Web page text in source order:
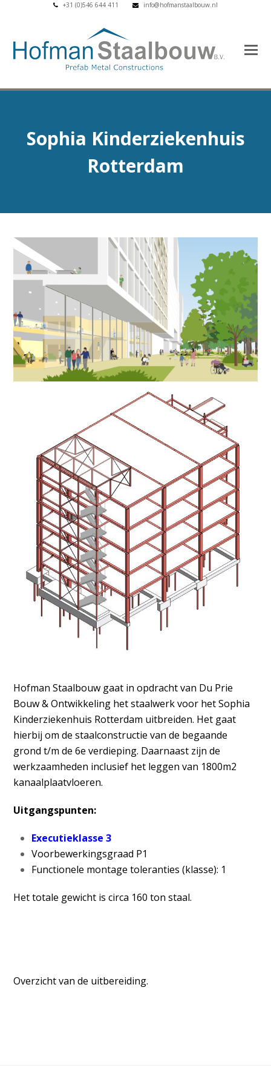
+31 (0)546 644 411 info@hofmanstaalbouw.nl
Sophia Kinderziekenhuis
Rotterdam
Hofman Staalbouw gaat in opdracht van Du Prie
Bouw & Ontwikkeling het staalwerk voor het Sophia
Kinderziekenhuis Rotterdam uitbreiden. Het gaat
hierbij om de staalconstructie van de begaande
grond t/m de 6e verdieping. Daarnaast zijn de
werkzaamheden inclusief het leggen van 1800m2
kanaalplaatvloeren.
Uitgangspunten:
Executieklasse 3
Voorbewerkingsgraad P1
Functionele montage toleranties (klasse): 1
Het totale gewicht is circa 160 ton staal.
Overzicht van de uitbereiding.